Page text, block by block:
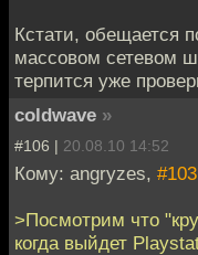
Кстати, обещается
массовом сетевом
терпится уже
coldwave »
#106 | 20.08.10 14:52
Кому: angryzes, #103
>Посмотрим что
когда выйдет